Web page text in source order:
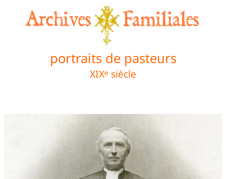
portraits de pasteurs
XIXe siècle